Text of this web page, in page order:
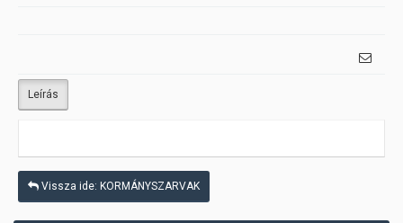
Leírás
Vissza ide: KORMÁNYSZARVAK